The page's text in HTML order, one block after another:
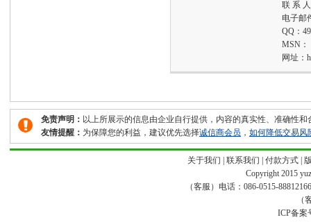
联 系
电子邮
QQ：
MSN：
网址：
免责声明： 以上所展示的信息由企业自行提供，内容的真实性、准确性
友情提醒： 为保障您的利益，建议优先选择诚信商会员 ， 如何降低交易风
关于我们 联系我们 付款方式
Copyright 2015
（客服）电话：086-0515-
（
ICP备案